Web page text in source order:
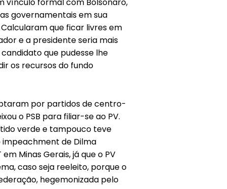
governamentais em sua
que ficar livres em
e a presidente seria mais
que pudesse lhe
os recursos do fundo
por partidos de centro-
o PSB para filiar-se ao PV.
verde e tampouco teve
impeachment de Dilma
Minas Gerais, já que o PV
caso seja reeleito, porque o
hegemonizada pelo